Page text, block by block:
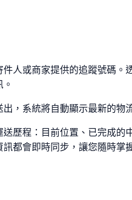
人或商家提供的追蹤號碼。
，系統將自動顯示最新的物
歷程：目前位置、已完成的
都會即時同步，讓您隨時掌